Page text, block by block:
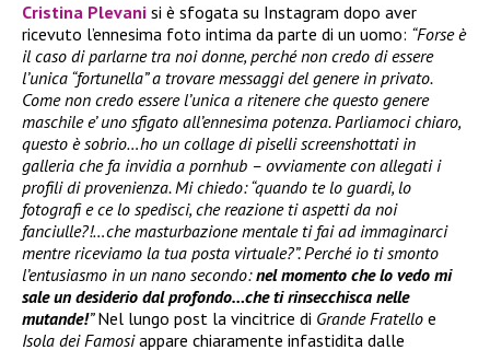
Cristina Plevani si è sfogata su Instagram dopo aver
ricevuto l’ennesima foto intima da parte di un uomo: “Forse è
il caso di parlarne tra noi donne, perché non credo di essere
l’unica “fortunella” a trovare messaggi del genere in privato.
Come non credo essere l’unica a ritenere che questo genere
maschile e’ uno sfigato all’ennesima potenza. Parliamoci chiaro,
questo è sobrio…ho un collage di piselli screenshottati in
galleria che fa invidia a pornhub – ovviamente con allegati i
profili di provenienza. Mi chiedo: “quando te lo guardi, lo
fotografi e ce lo spedisci, che reazione ti aspetti da noi
fanciulle?!…che masturbazione mentale ti fai ad immaginarci
mentre riceviamo la tua posta virtuale?”. Perché io ti smonto
l’entusiasmo in un nano secondo:nel momento che lo vedo mi
sale un desiderio dal profondo…che ti rinsecchisca nelle
mutande!”Nel lungo post la vincitrice di Grande Fratello e
Isola dei Famosiappare chiaramente infastidita dalle